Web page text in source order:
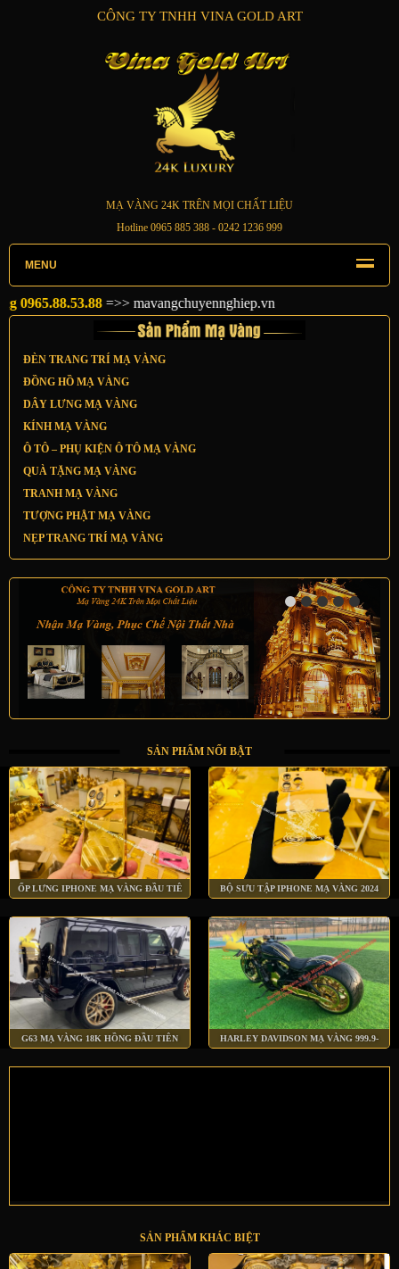
CÔNG TY TNHH VINA GOLD ART
MẠ VÀNG 24K TRÊN MỌI CHẤT LIỆU
Hotline 0965 885 388 - 0242 1236 999
MENU
=>>mavangchuyennghiep.vn
ĐÈN TRANG TRÍ MẠ VÀNG
ĐỒNG HỒ MẠ VÀNG
DÂY LƯNG MẠ VÀNG
KÍNH MẠ VÀNG
Ô TÔ – PHỤ KIỆN Ô TÔ MẠ VÀNG
QUÀ TẶNG MẠ VÀNG
TRANH MẠ VÀNG
TƯỢNG PHẬT MẠ VÀNG
NẸP TRANG TRÍ MẠ VÀNG
SẢN PHẨM NỔI BẬT
ỐP LƯNG IPHONE MẠ VÀNG ĐẦU TIÊ BỘ SƯU TẬP IPHONE MẠ VÀNG 2024
G63 MẠ VÀNG 18K HỒNG ĐẦU TIÊN HARLEY DAVIDSON MẠ VÀNG 999.9-
SẢN PHẨM KHÁC BIỆT